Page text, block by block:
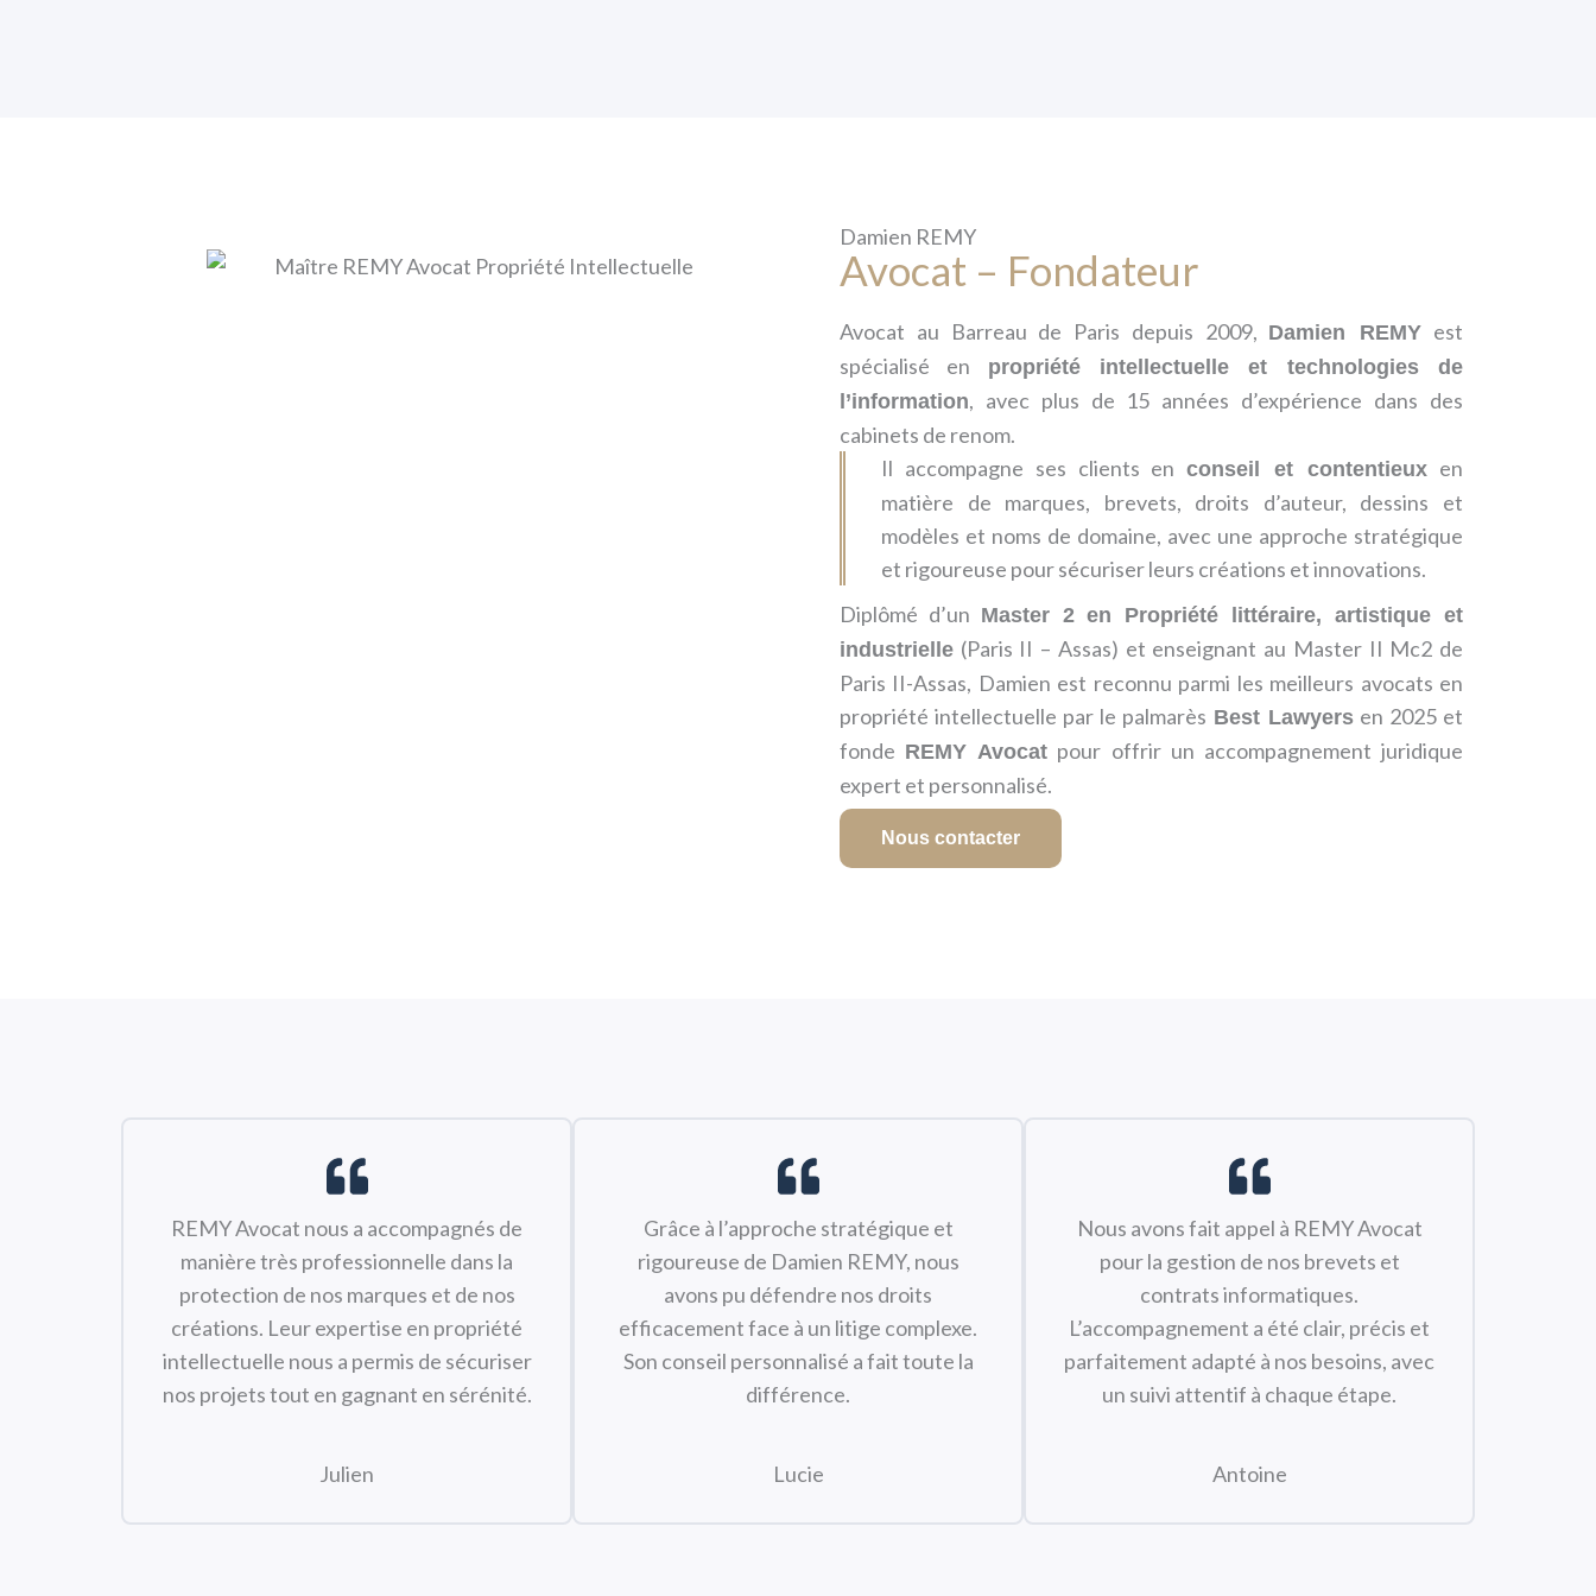
Damien REMY
Avocat – Fondateur
Avocat au Barreau de Paris depuis 2009, Damien REMY est
spécialisé en
propriété intellectuelle et technologies de
l’information, avec plus de 15 années d’expérience dans des
cabinets de renom.
Il accompagne ses clients enconseil et contentieux en
matière de marques, brevets, droits d’auteur, dessins et
modèles et noms de domaine, avec une approche stratégique
et rigoureuse pour sécuriser leurs créations et innovations.
Diplômé d’un Master 2 en Propriété littéraire, artistique et
industrielle(Paris II – Assas) et enseignant au Master II Mc2 de
Paris II-Assas, Damien est reconnu parmi les meilleurs avocats en
propriété intellectuelle par le palmarès Best Lawyersen 2025 et
fonde REMY Avocat pour offrir un accompagnement juridique
expert et personnalisé.
Nous contacter
REMY Avocat nous a accompagnés de
manière très professionnelle dans la
protection de nos marques et de nos
créations. Leur expertise en propriété
intellectuelle nous a permis de sécuriser
nos projets tout en gagnant en sérénité.
Julien
Grâce à l’approche stratégique et
rigoureuse de Damien REMY, nous
avons pu défendre nos droits
efficacement face à un litige complexe.
Son conseil personnalisé a fait toute la
différence.
Lucie
Nous avons fait appel à REMY Avocat
pour la gestion de nos brevets et
contrats informatiques.
L’accompagnement a été clair, précis et
parfaitement adapté à nos besoins, avec
un suivi attentif à chaque étape.
Antoine